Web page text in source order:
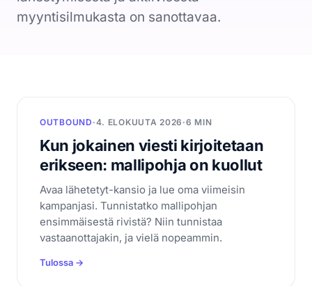
Yritykset, ihmiset ja kaupat yhdessä
Tietosuoja
EU ja yksityisyys keskiössä
Seuraava siirto
Kertoo mitä tehdä seuraavaksi
Resurssit
myyntisilmukasta on sanottavaa.
OUTBOUND ·4. ELOKUUTA 2026 ·6 MIN
Kun jokainen viesti kirjoitetaan
erikseen: mallipohja on kuollut
Avaa lähetetyt-kansio ja lue oma viimeisin
kampanjasi. Tunnistatko mallipohjan
ensimmäisestä rivistä? Niin tunnistaa
vastaanottajakin, ja vielä nopeammin.
Tulossa →